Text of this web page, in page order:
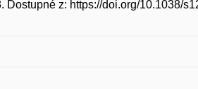
z: https://doi.org/10.1038/